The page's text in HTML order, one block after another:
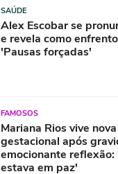
SAÚDE
Alex Escobar se
e revela como
'Pausas forçadas'
FAMOSOS
Mariana Rios vive
gestacional após
emocionante reflexão:
estava em paz'